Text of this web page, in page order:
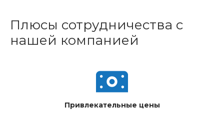
Плюсы сотрудничества с
нашей компанией
Привлекательные цены